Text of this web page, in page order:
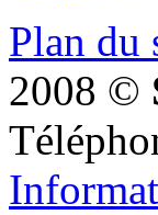
Plan du
2008 ©